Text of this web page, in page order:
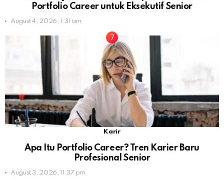
Portfolio Career untuk Eksekutif Senior
August 4, 2026, 1:31 am
Karir
Apa Itu Portfolio Career? Tren Karier Baru
Profesional Senior
August 3, 2026, 11:37 pm